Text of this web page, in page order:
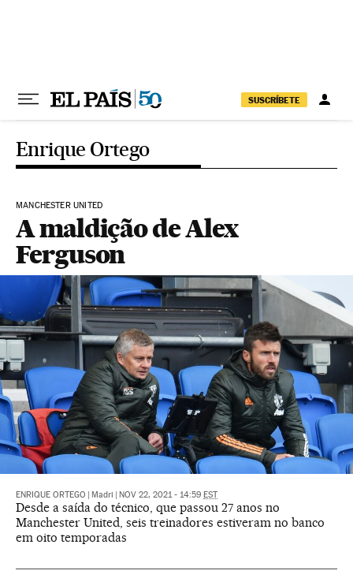
SUSCRÍBETE
Enrique Ortego
MANCHESTER UNITED
A maldição de Alex
Ferguson
ENRIQUE ORTEGO Madri NOV 22, 2021 - 14:59 EST
Desde a saída do técnico, que passou 27 anos no
Manchester United, seis treinadores estiveram no banco
em oito temporadas